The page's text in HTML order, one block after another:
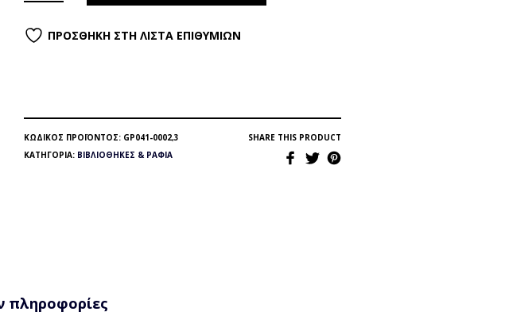
ΠΡΟΣΘΉΚΗ ΣΤΗ ΛΊΣΤΑ ΕΠΙΘΥΜΙΏΝ
ΚΩΔΙΚΌΣ ΠΡΟΪΌΝΤΟΣ: GP041-0002,3
ΚΑΤΗΓΟΡΊΑ: ΒΙΒΛΙΟΘΉΚΕΣ & ΡΆΦΙΑ
SHARE THIS PRODUCT
πληροφορίες